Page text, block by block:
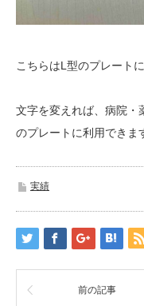
こちらはL型のプレート
文字を変えれば、病院・
のプレートに利用できま
実績
前の記事